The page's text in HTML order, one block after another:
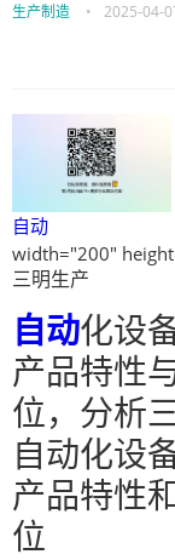
生产制造 • 2025-04-
自动
width="200"
三明生产
自动化设
产品特性
位，分析
自动化设
产品特性
位